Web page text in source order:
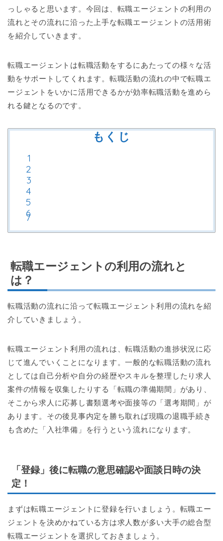
っしゃると思います。今回は、転職エージェントの利用の
流れとその流れに沿った上手な転職エージェントの活用術
を紹介していきます。
転職エージェントは転職活動をするにあたっての様々な活
動をサポートしてくれます。転職活動の流れの中で転職エ
ージェントをいかに活用できるかが効率転職活動を進めら
れる鍵となるのです。
もくじ
転職エージェントの利用の流れと
は？
転職活動の流れに沿って転職エージェント利用の流れを紹
介していきましょう。
転職エージェント利用の流れは、転職活動の進捗状況に応
じて進んでいくことになります。一般的な転職活動の流れ
としては自己分析や自分の経歴やスキルを整理したり求人
案件の情報を収集したりする「転職の準備期間」があり、
そこから求人に応募し書類選考や面接等の「選考期間」が
あります。その後見事内定を勝ち取れば現職の退職手続き
も含めた「入社準備」を行うという流れになります。
「登録」後に転職の意思確認や面談日時の決
定！
まずは転職エージェントに登録を行いましょう。転職エー
ジェントを決めかねている方は求人数が多い大手の総合型
転職エージェントを選択しておきましょう。